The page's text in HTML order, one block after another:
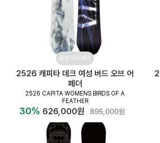
옵션 미리보기
2526 캐피타 데크 여성 버드 오브 어
페더
2526 CAPITA WOMENS BIRDS OF A
FEATHER
30% 626,000원 895,000원